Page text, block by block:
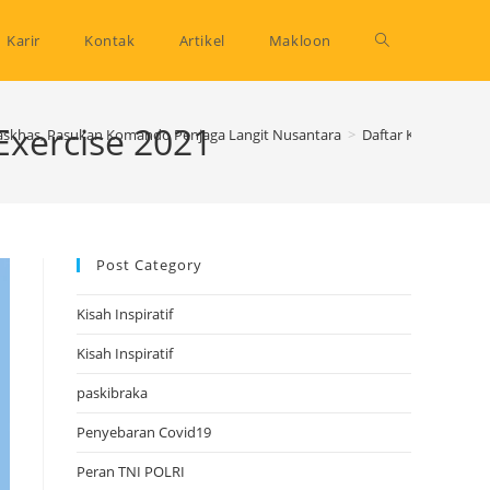
Karir Kontak Artikel Makloon Toggle
2021
Pasukan Komando Penjaga Langit Nusantara > Daftar Kapal
Post Category
Kisah Inspiratif
Kisah Inspiratif
paskibraka
Penyebaran Covid19
Peran TNI POLRI